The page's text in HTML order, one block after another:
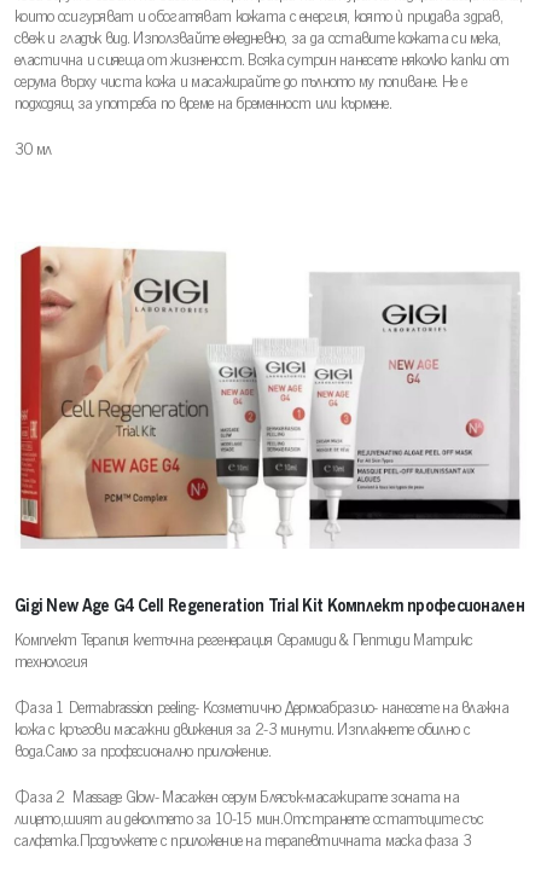
които осигуряват и обогатяват кожата с енергия, която є придава здрав,
свеж и гладък вид. Използвайте ежедневно, за да оставите кожата си мека,
еластична и сияеща от жизненост. Всяка сутрин нанесете няколко капки от
серума върху чиста кожа и масажирайте до пълното му попиване. Не е
подходящ за употреба по време на бременност или кърмене.
30 мл
Gigi New Age G4 Cell Regeneration Trial Kit Комплект професионален
Комплект Терапия клетъчна регенерация Серамиди & Пептиди Матрикс
технология
Фаза 1 Dermabrassion peeling- Козметично Дермоабразио- нанесете на влажна
кожа с кръгови масажни движения за 2-3 минути. Изплакнете обилно с
вода.Само за професионално приложение.
Фаза 2 Massage Glow- Масажен серум Блясък-масажирате зоната на
лицето,шият аи деколтето за 10-15 мин.Отстранете остатъците със
салфетка.Продължете с приложение на терапевтичната маска фаза 3